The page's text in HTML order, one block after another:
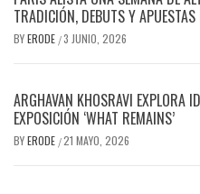
TRADICIÓN, DEBUTS Y
BYERODE /3 JUNIO, 2026
ARGHAVAN KHOSRAVI EXPLORA
EXPOSICIÓN ‘WHAT REMAINS’
BYERODE /21 MAYO, 2026